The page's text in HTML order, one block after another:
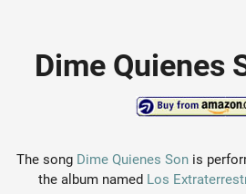
Dime Quienes
The song Dime Quienes Sonis
the album named Los